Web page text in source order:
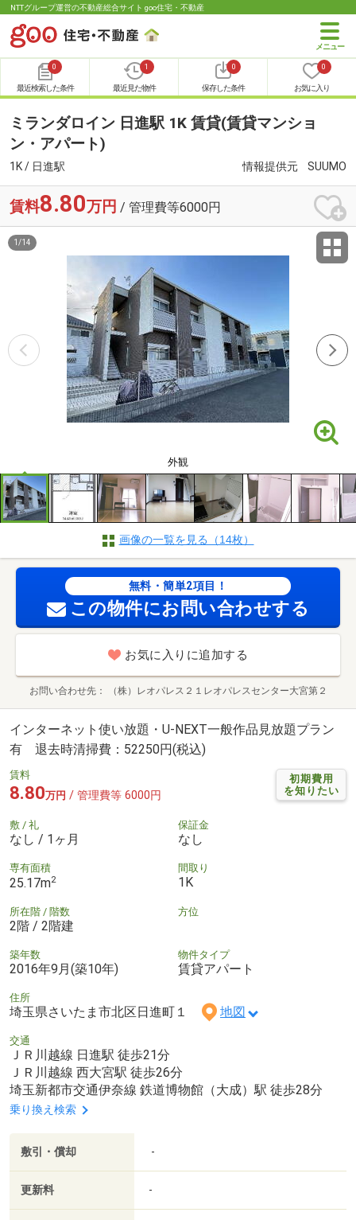
NTTグループ運営の不動産総合サイト goo住宅・不動産
0
最近検索した条件
1
最近見た物件
0
保存した条件
0
お気に入り
ミランダロイン 日進駅 1K 賃貸(賃貸マンショ
ン・アパート)
1K / 日進駅 情報提供元 SUUMO
賃料8.80万円 / 管理費等6000円
外観
1 /14
画像の一覧を見る（14枚）
無料・簡単2項目！
この物件にお問い合わせする
お気に入りに追加する
お問い合わせ先 （株）レオパレス２１レオパレスセンター大宮第２
インターネット使い放題・U-NEXT一般作品見放題プラン
有 退去時清掃費：52250円(税込)
初期費用
を知りたい
賃料
8.80万円 / 管理費等 6000円
敷 / 礼
なし / 1ヶ月
保証金
なし
専有面積
25.17m2
間取り
1K
所在階 / 階数
2階 / 2階建
方位
築年数
2016年9月(築10年)
物件タイプ
賃貸アパート
住所
埼玉県さいたま市北区日進町１ 地図
交通
ＪＲ川越線 日進駅 徒歩21分
ＪＲ川越線 西大宮駅 徒歩26分
埼玉新都市交通伊奈線 鉄道博物館（大成）駅 徒歩28分
乗り換え検索
敷引・償却 -
更新料 -